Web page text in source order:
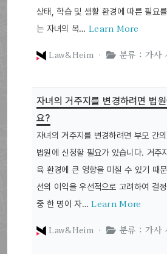
상태, 학습 및 생활 환경에 따른 필요
는 자녀의 복…Learn More
Law&Heim ·
분류 : 가사
자녀의 거주지를 변경하려면 법
요?
자녀의 거주지를 변경하려면 부모 간
법원에 신청할 필요가 있습니다. 거주
육 환경에 큰 영향을 미칠 수 있기 때
선의 이익을 우선적으로 고려하여 결
중 한 명이 자…Learn More
Law&Heim ·
분류 : 가사